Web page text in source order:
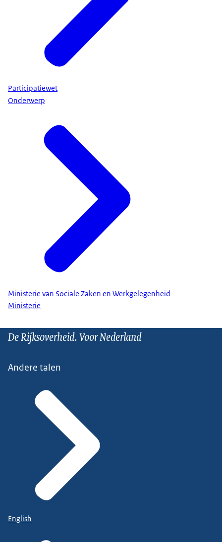
Participatiewet
Onderwerp
Ministerie van Sociale Zaken en Werkgelegenheid
Ministerie
De Rijksoverheid. Voor Nederland
Andere talen
English